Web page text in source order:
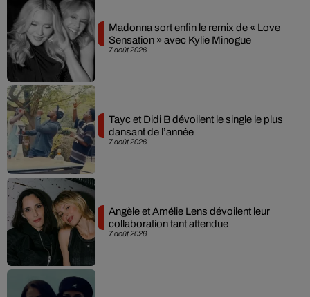
7 août 2026
Madonna sort enfin le remix de « Love
Sensation » avec Kylie Minogue
7 août 2026
Tayc et Didi B dévoilent le single le plus
dansant de l’année
7 août 2026
Angèle et Amélie Lens dévoilent leur
collaboration tant attendue